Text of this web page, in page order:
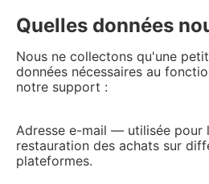
Quelles données
Nous ne collectons qu'une
données nécessaires au
notre support :
Adresse e-mail — utilisée pour
restauration des achats sur
plateformes.